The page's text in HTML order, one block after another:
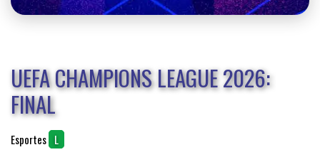
UEFA CHAMPIONS LEAGUE 2026:
FINAL
Esportes L